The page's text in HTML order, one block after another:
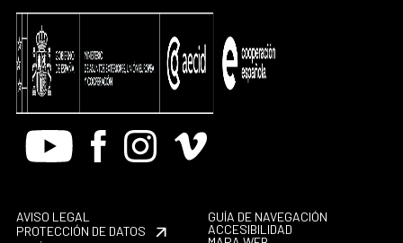
Youtube FacebookInstagram
Vimeo
AVISO LEGAL
PROTECCIÓN DE DATOS
GUÍA DE NAVEGACIÓN
ACCESIBILIDAD